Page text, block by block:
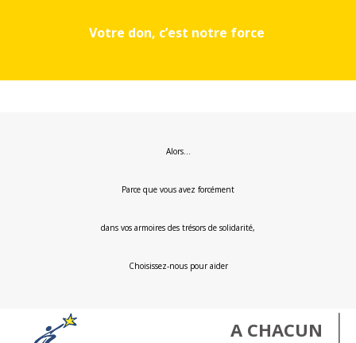
Votre don, c’est notre force
Alors…
Parce que vous avez forcément
dans vos armoires des trésors de solidarité,
Choisissez-nous pour aider
A CHACUN